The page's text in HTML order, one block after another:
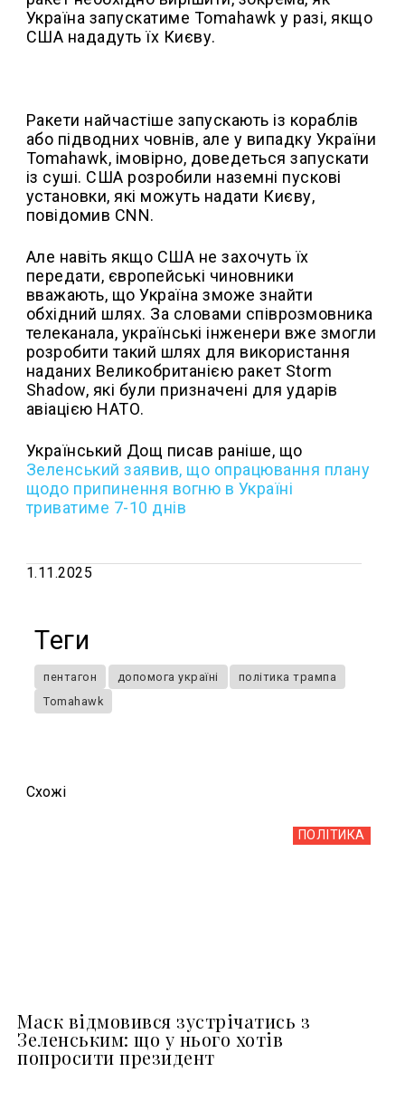
Україна запускатиме Tomahawk у разі, якщо
США нададуть їх Києву.
Ракети найчастіше запускають із кораблів
або підводних човнів, але у випадку України
Tomahawk, імовірно, доведеться запускати
із суші. США розробили наземні пускові
установки, які можуть надати Києву,
повідомив CNN.
Але навіть якщо США не захочуть їх
передати, європейські чиновники
вважають, що Україна зможе знайти
обхідний шлях. За словами співрозмовника
телеканала, українські інженери вже змогли
розробити такий шлях для використання
наданих Великобританією ракет Storm
Shadow, які були призначені для ударів
авіацією НАТО.
Український Дощ писав раніше, що
Зеленський заявив, що опрацювання плану
щодо припинення вогню в Україні
триватиме 7-10 днів
1.11.2025
Теги
пентагон допомога україні
політика трампа
Tomahawk
Схожi
ПОЛІТИКА
Маск відмовився зустрічатись з
Зеленським: що у нього хотів
попросити президент